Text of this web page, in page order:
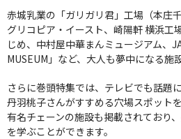
赤城乳業の「ガリガリ君」工場（本庄
グリコピア・イースト、崎陽軒 横浜工
じめ、中村屋中華まんミュージアム、
MUSEUM」など、大人も夢中になる施
さらに巻頭特集では、テレビでも話題
丹羽桃子さんがすすめる穴場スポット
有名チェーンの施設も掲載されており
を学ぶことができます。